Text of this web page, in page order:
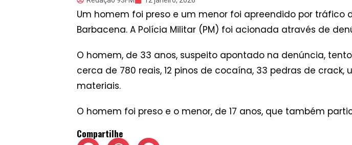
Um homem foi preso e um menor foi apreendido por tráfico
Barbacena. A Polícia Militar (PM) foi acionada através de
O homem, de 33 anos, suspeito apontado na denúncia,
cerca de 780 reais, 12 pinos de cocaína, 33 pedras de
materiais.
O homem foi preso e o menor, de 17 anos, que também
Compartilhe